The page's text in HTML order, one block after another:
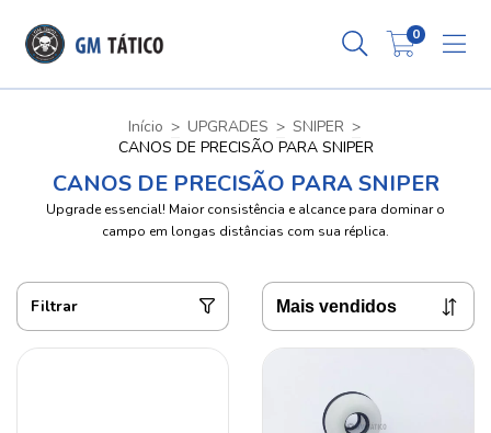
0
Início > UPGRADES > SNIPER >
CANOS DE PRECISÃO PARA SNIPER
CANOS DE PRECISÃO PARA SNIPER
Upgrade essencial! Maior consistência e alcance para dominar o
campo em longas distâncias com sua réplica.
Filtrar